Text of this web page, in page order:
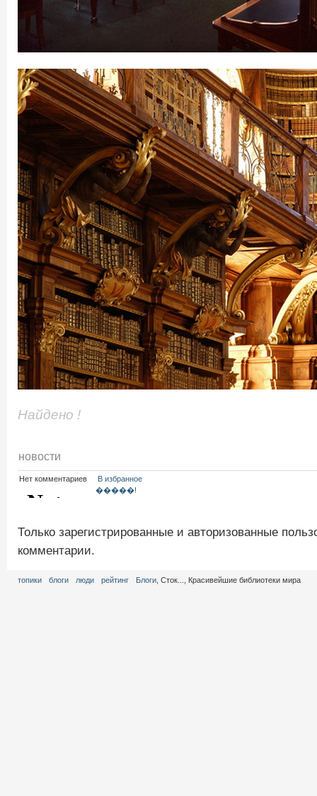
Найдено !
новости
Нет комментариев
В избранное
�����!
Только зарегистрированные и авторизованные
комментарии.
топики блоги люди рейтинг Блоги , Сток..., Красивейшие библиотеки мира